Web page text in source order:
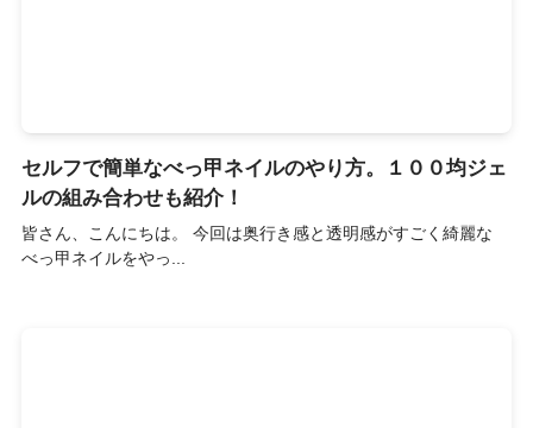
セルフで簡単なべっ甲ネイルのやり方。１００均ジェ
ルの組み合わせも紹介！
皆さん、こんにちは。 今回は奥行き感と透明感がすごく綺麗な
べっ甲ネイルをやっ...